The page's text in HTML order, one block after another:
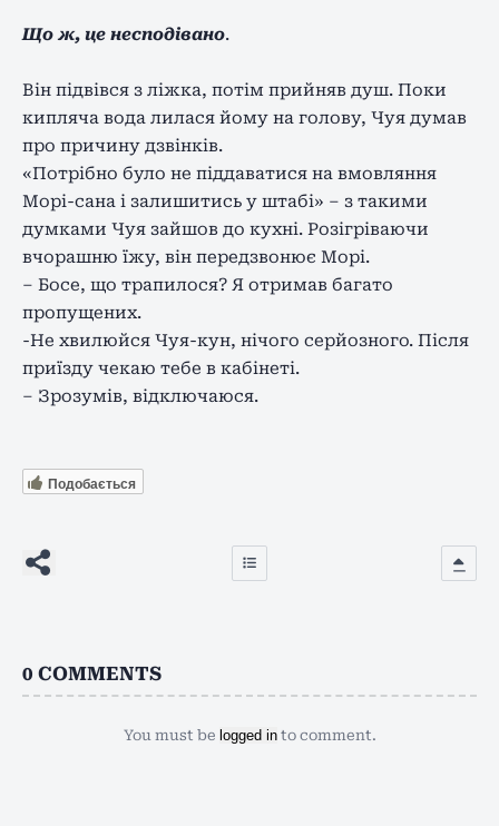
Що ж, це несподівано.
Він підвівся з ліжка, потім прийняв душ. Поки
кипляча вода лилася йому на голову, Чуя думав
про причину дзвінків.
«Потрібно було не піддаватися на вмовляння
Морі-сана і залишитись у штабі» – з такими
думками Чуя зайшов до кухні. Розігріваючи
вчорашню їжу, він передзвонює Морі.
– Босе, що трапилося? Я отримав багато
пропущених.
-Не хвилюйся Чуя-кун, нічого серйозного. Після
приїзду чекаю тебе в кабінеті.
– Зрозумів, відключаюся.
Подобається
0 COMMENTS
You must be logged into comment.